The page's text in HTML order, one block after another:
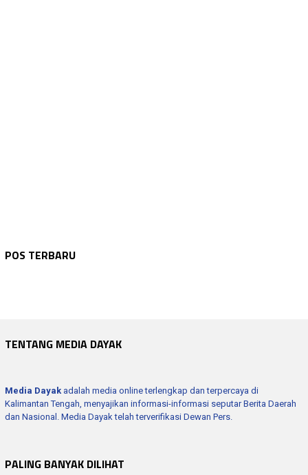
POS TERBARU
KDKMP Siap Serap Produk UMKM dan Perkuat…
Pemerintah Perkuat BULOG untuk Jaga Swas…
NASIONAL Agustus 9, 2026
Pemerintah Tegaskan Hoaks Digital Bisa C…
NASIONAL Agustus 9, 2026
WARTA KEPOLISIAN
TENTANG MEDIA DAYAK
Media Dayak adalah media online terlengkap dan terpercaya di
Kalimantan Tengah, menyajikan informasi-informasi seputar Berita Daerah
dan Nasional. Media Dayak telah terverifikasi Dewan Pers.
PALING BANYAK DILIHAT